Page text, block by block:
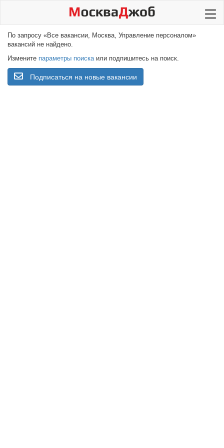
По запросу «Все вакансии, Москва, Управление персоналом»
вакансий не найдено.
Измените параметры поискаили подпишитесь на поиск.
Подписаться на новые вакансии